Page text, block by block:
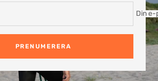
Din e-
PRENUMERERA